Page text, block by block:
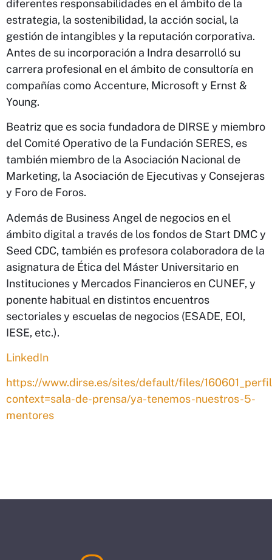
diferentes responsabilidades en el ámbito de la
estrategia, la sostenibilidad, la acción social, la
gestión de intangibles y la reputación corporativa.
Antes de su incorporación a Indra desarrolló su
carrera profesional en el ámbito de consultoría en
compañías como Accenture, Microsoft y Ernst &
Young.
Beatriz que es socia fundadora de DIRSE y miembro
del Comité Operativo de la Fundación SERES, es
también miembro de la Asociación Nacional de
Marketing, la Asociación de Ejecutivas y Consejeras
y Foro de Foros.
Además de Business Angel de negocios en el
ámbito digital a través de los fondos de Start DMC y
Seed CDC, también es profesora colaboradora de la
asignatura de Ética del Máster Universitario en
Instituciones y Mercados Financieros en CUNEF, y
ponente habitual en distintos encuentros
sectoriales y escuelas de negocios (ESADE, EOI,
IESE, etc.).
LinkedIn
https://www.dirse.es/sites/default/files/
context=sala-de-prensa/ya-tenemos-nuestros-5-
mentores